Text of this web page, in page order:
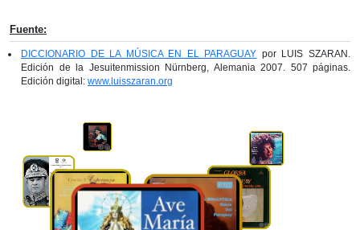
Fuente:
DICCIONARIO DE LA MÚSICA EN EL PARAGUAY por LUIS SZARAN.
Edición de la Jesuitenmission Nürnberg, Alemania 2007. 507 páginas.
Edición digital: www.luisszaran.org